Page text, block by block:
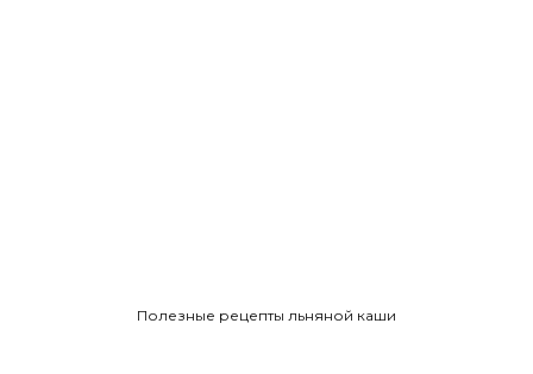
Полезные рецепты льняной каши